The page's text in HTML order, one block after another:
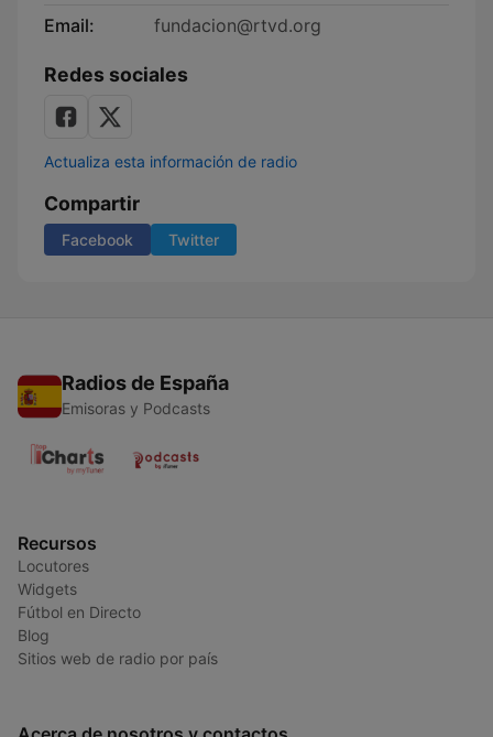
Email:
fundacion@rtvd.org
Redes sociales
Actualiza esta información de radio
Compartir
Facebook Twitter
Radios de España
Emisoras y Podcasts
Recursos
Locutores
Widgets
Fútbol en Directo
Blog
Sitios web de radio por país